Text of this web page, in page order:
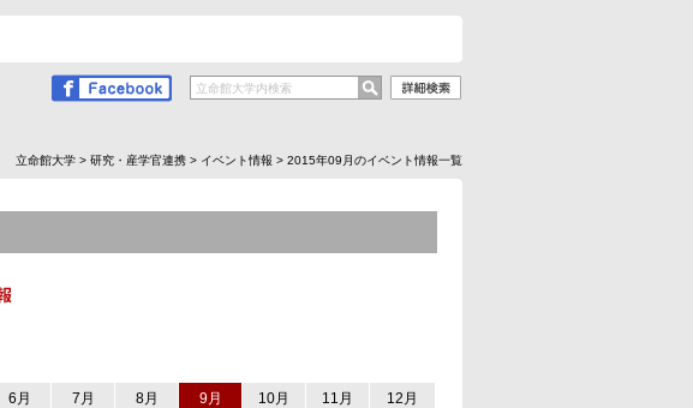
立命館大学 > 研究・産学官連携 > イベント情報 > 2015年09月のイベント情報一覧
6月 7月 8月 9月 10月 11月 12月